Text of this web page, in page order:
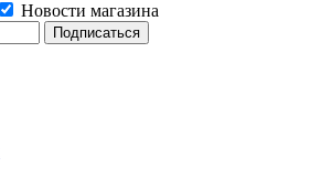
Новости магазина